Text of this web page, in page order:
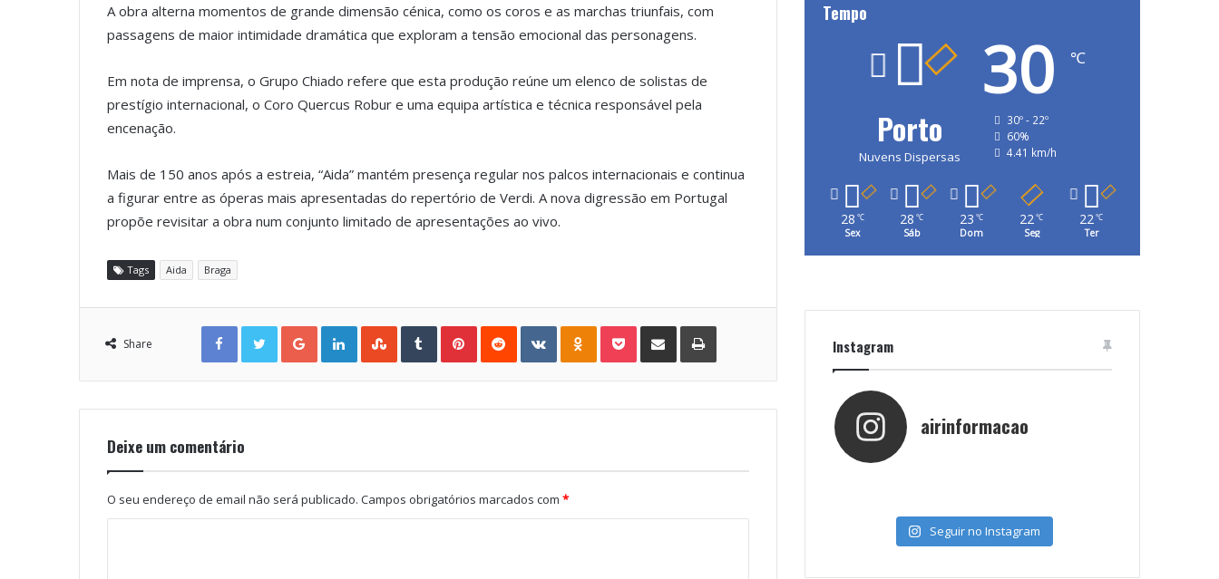
A obra alterna momentos de grande dimensão cénica, como os coros e as marchas triunfais, com
passagens de maior intimidade dramática que exploram a tensão emocional das personagens.
Em nota de imprensa, o Grupo Chiado refere que esta produção reúne um elenco de solistas de
prestígio internacional, o Coro Quercus Robur e uma equipa artística e técnica responsável pela
encenação.
Mais de 150 anos após a estreia, “Aida” mantém presença regular nos palcos internacionais e continua
a figurar entre as óperas mais apresentadas do repertório de Verdi. A nova digressão em Portugal
propõe revisitar a obra num conjunto limitado de apresentações ao vivo.
Tags Aida Braga
Share
Facebook Twitter Google+ LinkedIn StumbleUpon Tumblr Pinterest Reddit VKontakte Odnoklassniki Pocket Share via Email Print
Deixe um comentário
O seu endereço de email não será publicado. Campos obrigatórios marcados com *
Tempo
Porto
Nuvens Dispersas
30 ℃
30º - 22º
60%
4.41 km/h
28 ℃
Sex
28 ℃
Sáb
23 ℃
Dom
22℃
Seg
22℃
Ter
Instagram
airinformacao
Seguir no Instagram